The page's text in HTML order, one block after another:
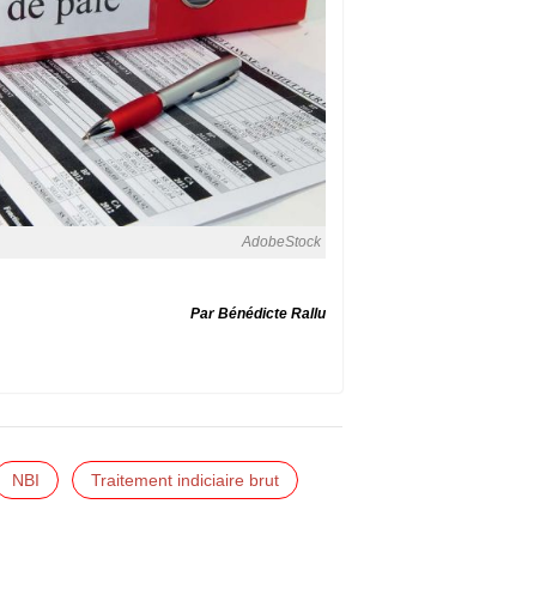
AdobeStock
Par Bénédicte Rallu
NBI Traitement indiciaire brut